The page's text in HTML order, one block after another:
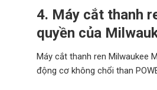
4. Máy cắt thanh
quyền của
Máy cắt thanh ren Milwaukee
động cơ không chổi than